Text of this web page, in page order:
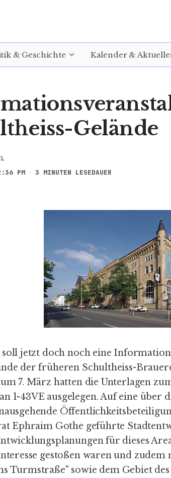
& Geschichte Kalender &
Gelände
PM 3 MINUTEN LESEDAUER
jetzt doch noch eine
der früheren Schultheiss-
7. März hatten die Unterlagen
1-43VEausgelegen. Auf eine über
Ephraim Gothe geführte
für dieses
gestoßen waren und zudem
Turmstraße" sowie dem Gebiet des